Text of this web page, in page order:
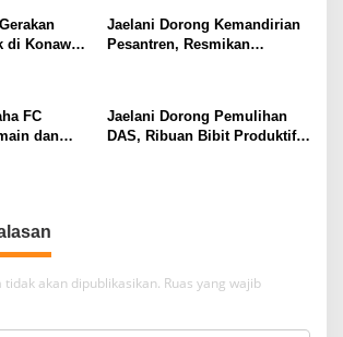
di Konawe,
Jaelani Dorong Kemandirian
Pesantren, Resmikan
FC
dan
Jaelani Dorong Pemulihan
DAS, Ribuan Bibit Produktif
akan dipublikasikan. Ruas yang wajib